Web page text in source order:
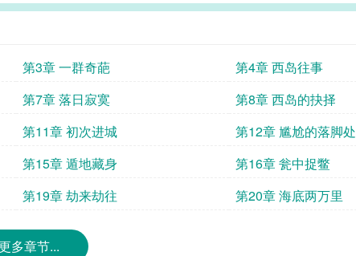
第3章 一群奇葩
第4章 西岛往事
第7章 落日寂寞
第8章 西岛的抉择
第11章 初次进城
第12章 尴尬的落脚处
第15章 遁地藏身
第16章 瓮中捉鳖
第19章 劫来劫往 第20章 海底两万里
多章节...